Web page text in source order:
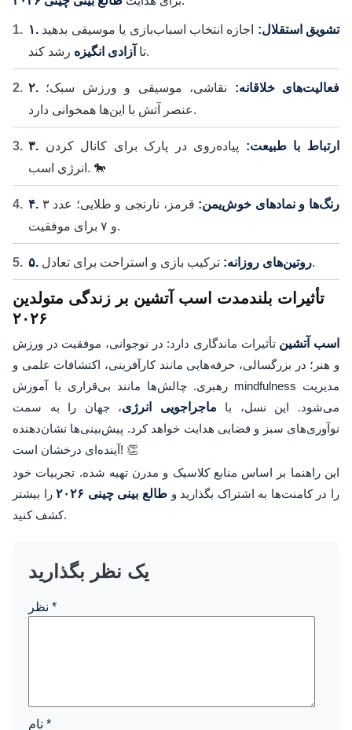
۱. تشویق استقلال: اجازه انتخاب اسباب‌بازی یا موسیقی بدهید
تا آزادی انگیزه رشد کند.
۲. فعالیت‌های خلاقانه: نقاشی، موسیقی و ورزش سبک؛
عنصر آتش با این‌ها همخوانی دارد.
۳. ارتباط با طبیعت: پیاده‌روی در پارک برای کانال کردن
انرژی اسب. 🐎
۴. رنگ‌ها و نمادهای خوش‌یمن:
قرمز، نارنجی و طلایی؛ عدد ۳
و ۷ برای موفقیت.
۵. روتین‌های روزانه:ترکیب بازی و استراحت برای تعادل.
تأثیرات بلندمدت اسب آتشین بر زندگی متولدین
۲۰۲۶
اسب آتشین تأثیرات ماندگاری دارد: در نوجوانی، موفقیت در ورزش
و هنر؛ در بزرگسالی، حرفه‌هایی مانند کارآفرینی، اکتشافات علمی و
رهبری. چالش‌ها مانند بی‌قراری با آموزش mindfulness مدیریت
می‌شود. این نسل، با ماجراجویی انرژی، جهان را به سمت
نوآوری‌های سبز و فضایی هدایت خواهد کرد. پیش‌بینی‌ها نشان‌دهنده
آینده‌ای درخشان است! 👏
این راهنما بر اساس منابع کلاسیک و مدرن تهیه شده. تجربیات خود
را در کامنت‌ها به اشتراک بگذارید وطالع بینی چینی ۲۰۲۶
را بیشتر
کشف کنید.
یک نظر بگذارید
*
*